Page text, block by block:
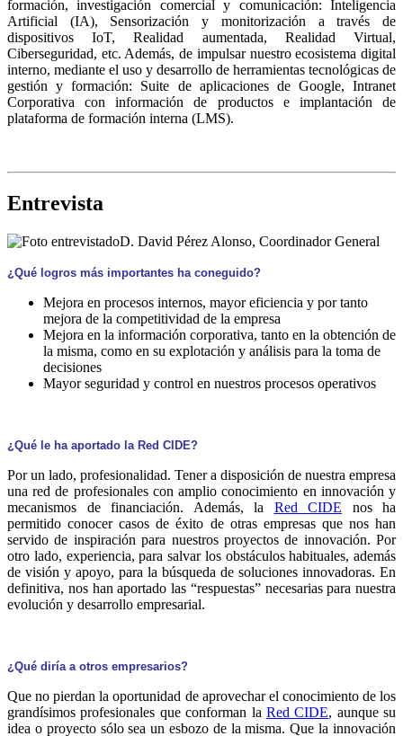
formación, investigación comercial y comunicación: Inteligencia
Artificial (IA), Sensorización y monitorización a través de
dispositivos IoT, Realidad aumentada, Realidad Virtual,
Ciberseguridad, etc. Además, de impulsar nuestro ecosistema digital
interno, mediante el uso y desarrollo de herramientas tecnológicas de
gestión y formación: Suite de aplicaciones de Google, Intranet
Corporativa con información de productos e implantación de
plataforma de formación interna (LMS).
Entrevista
D. David Pérez Alonso, Coordinador General
¿Qué logros más importantes ha coneguido?
Mejora en procesos internos, mayor eficiencia y por tanto
mejora de la competitividad de la empresa
Mejora en la información corporativa, tanto en la obtención de
la misma, como en su explotación y análisis para la toma de
decisiones
Mayor seguridad y control en nuestros procesos operativos
¿Qué le ha aportado la Red CIDE?
Por un lado, profesionalidad. Tener a disposición de nuestra empresa
una red de profesionales con amplio conocimiento en innovación y
mecanismos de financiación. Además, la Red CIDE nos ha
permitido conocer casos de éxito de otras empresas que nos han
servido de inspiración para nuestros proyectos de innovación. Por
otro lado, experiencia, para salvar los obstáculos habituales, además
de visión y apoyo, para la búsqueda de soluciones innovadoras. En
definitiva, nos han aportado las “respuestas” necesarias para nuestra
evolución y desarrollo empresarial.
¿Qué diría a otros empresarios?
Que no pierdan la oportunidad de aprovechar el conocimiento de los
grandísimos profesionales que conforman la Red CIDE, aunque su
idea o proyecto sólo sea un esbozo de la misma. Que la innovación